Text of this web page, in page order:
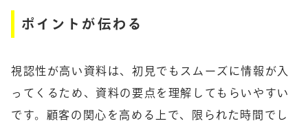
ポイントが伝わる
視認性が高い資料は、初見でもスムーズに情報が入
ってくるため、資料の要点を理解してもらいやすい
です。顧客の関心を高める上で、限られた時間でし